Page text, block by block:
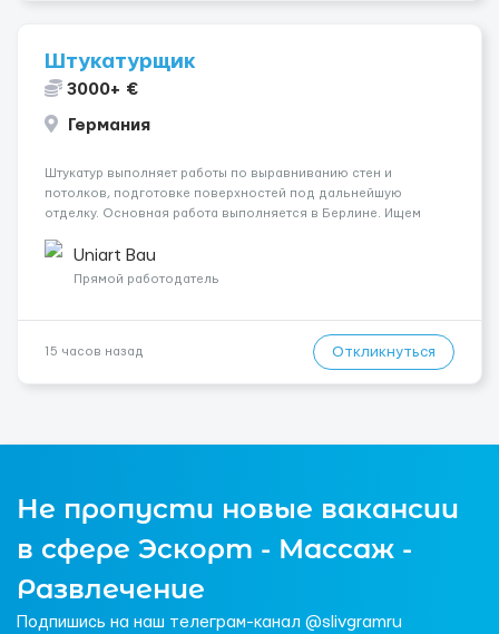
Штукатурщик
3000+ €
Германия
Штукатур выполняет работы по выравниванию стен и
потолков, подготовке поверхностей под дальнейшую
отделку. Основная работа выполняется в Берлине. Ищем
специалистов с подтверждённым опытом и портфолио.
Обязанности Подготовка оснований ...
Uniart Bau
Прямой работодатель
15 часов назад Откликнуться
Не пропусти новые вакансии
в сфере Эскорт - Массаж -
Развлечение
Подпишись на наш телеграм-канал @slivgramru